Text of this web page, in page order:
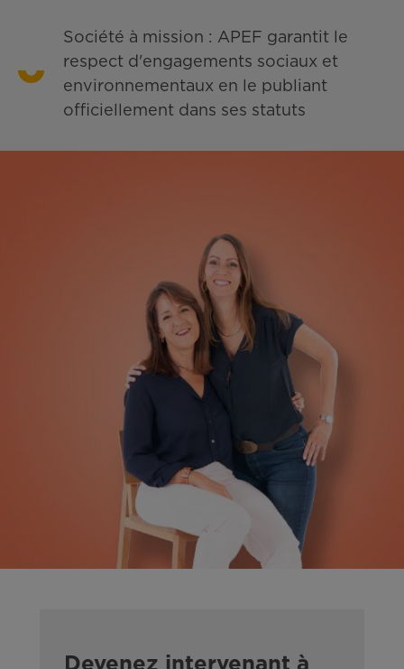
Société à mission : APEF garantit le
respect d'engagements sociaux et
environnementaux en le publiant
officiellement dans ses statuts
Devenez intervenant à